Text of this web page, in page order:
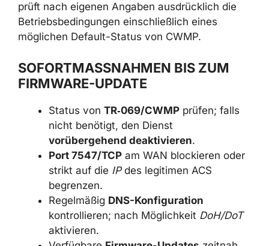
prüft nach eigenen Angaben ausdrücklich die
Betriebsbedingungen einschließlich eines
möglichen Default-Status von CWMP.
SOFORTMASSNAHMEN BIS ZUM F
IRMWARE-UPDATE
Status von TR‑069/CWMP prüfen; falls
nicht benötigt, den Dienst
vorübergehend deaktivieren.
Port 7547/TCP am WAN blockieren oder
strikt auf die IPdes legitimen ACS
begrenzen.
Regelmäßig DNS-Konfiguration
kontrollieren; nach Möglichkeit DoH/DoT
aktivieren.